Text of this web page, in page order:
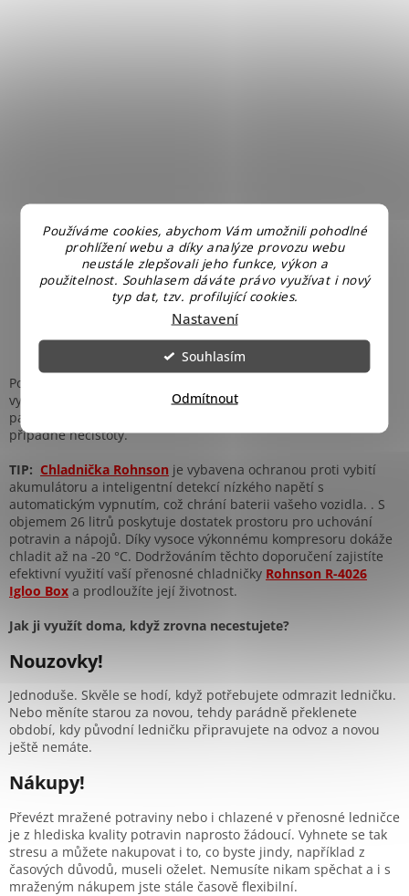
Používáme cookies, abychom Vám umožnili pohodlné
prohlížení webu a díky analýze provozu webu
neustále zlepšovali jeho funkce, výkon a
použitelnost. Souhlasem dáváte právo využívat i nový
typ dat, tzv. profilující cookies.
Nastavení
Odmítnout
Souhlasím
Po každém použití chladničku vyčistěte a nechte důkladně
vyschnout, aby se zabránilo vzniku plísní a nepříjemných
pachů. Pravidelně kontrolujte těsnění víka a odstraňujte
případné nečistoty.​
TIP: Chladnička Rohnson je vybavena ochranou proti vybití
akumulátoru a inteligentní detekcí nízkého napětí s
automatickým vypnutím, což chrání baterii vašeho vozidla. . S
objemem 26 litrů poskytuje dostatek prostoru pro uchování
potravin a nápojů. Díky vysoce výkonnému kompresoru dokáže
chladit až na -20 °C. ​Dodržováním těchto doporučení zajistíte
efektivní využití vaší přenosné chladničky Rohnson R-4026
Igloo Box a prodloužíte její životnost.
Jak ji využít doma, když zrovna necestujete?
Nouzovky!
Jednoduše. Skvěle se hodí, když potřebujete odmrazit ledničku.
Nebo měníte starou za novou, tehdy parádně překlenete
období, kdy původní ledničku připravujete na odvoz a novou
ještě nemáte.
Nákupy!
Převézt mražené potraviny nebo i chlazené v přenosné ledničce
je z hlediska kvality potravin naprosto žádoucí. Vyhnete se tak
stresu a můžete nakupovat i to, co byste jindy, například z
časových důvodů, museli oželet. Nemusíte nikam spěchat a i s
mraženým nákupem jste stále časově flexibilní.